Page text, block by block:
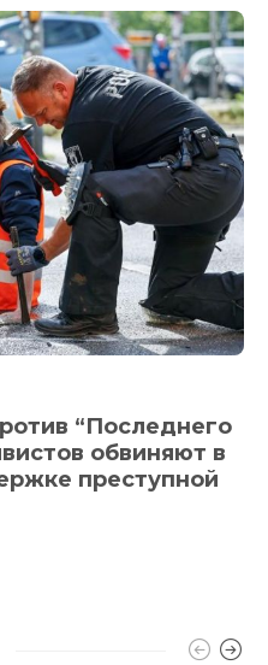
“Последнего
обвиняют в
преступной